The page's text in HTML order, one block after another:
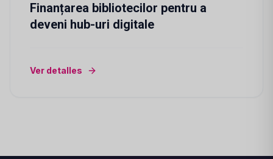
Finanțarea bibliotecilor pentru a
deveni hub-uri digitale
Ver detalles